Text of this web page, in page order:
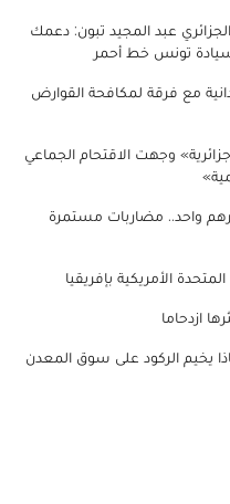
عبد المجيد تبون: دعمك
تونس خط أحمر
مع فرقة لمكافحة القوارض
وجهت الاقتحام الجماعي
واحد.. مضاربات مستمرة
الأمريكية بإفريقيا
يخيم الركود على سوق المعدن